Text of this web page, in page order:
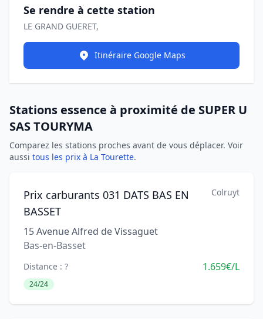
Se rendre à cette station
LE GRAND GUERET,
Itinéraire Google Maps
Stations essence à proximité de SUPER U
SAS TOURYMA
Comparez les stations proches avant de vous déplacer. Voir
aussi tous les prix à La Tourette.
Prix carburants 031 DATS BAS EN
BASSET
Colruyt
15 Avenue Alfred de Vissaguet
Bas-en-Basset
Distance : ? 1.659€/L
24/24